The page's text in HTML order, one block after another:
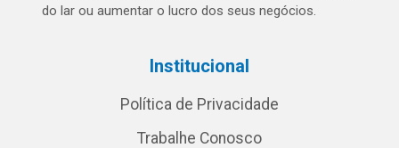
do lar ou aumentar o lucro dos seus negócios.
Institucional
Política de Privacidade
Trabalhe Conosco